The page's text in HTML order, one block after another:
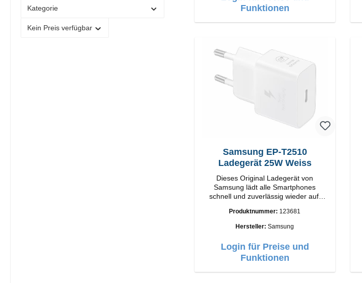
Kategorie
Kein Preis verfügbar
Funktionen
Samsung EP-T2510
Ladegerät 25W Weiss
Dieses Original Ladegerät von
Samsung lädt alle Smartphones
schnell und zuverlässig wieder auf.
Hochwertige Verarbeitung Anschlüsse:
USB-C Output: 25W Farbe: Weiss
Produktnummer: 123681
Hersteller:Samsung
Login für Preise und
Funktionen